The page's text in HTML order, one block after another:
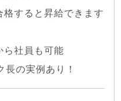
格すると昇給できます
ら社員も可能
の実例あり！